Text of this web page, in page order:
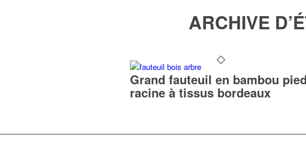
ARCHIVE
Grand fauteuil en bambou pied
racine à tissus bordeaux